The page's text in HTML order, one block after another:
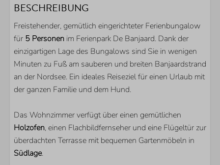
KÜCHE
Kühlschrank mit Gefrierfach
Nespresso Kaffeemachine
Backofen/Grill
LAGE
Nur wenige Gehminuten vom Banjaardstrand entfernt
Ruhige Lage
PARKEN
BESCHREIBUNG
Freistehender, gemütlich eingerichteter Ferienbungalow
für 5 Personen im Ferienpark De Banjaard. Dank der
einzigartigen Lage des Bungalows sind Sie in wenigen
Minuten zu Fuß am sauberen und breiten Banjaardstrand
an der Nordsee. Ein ideales Reiseziel für einen Urlaub mit
der ganzen Familie und dem Hund.
Das Wohnzimmer verfügt über einen gemütlichen
Holzofen, einen Flachbildfernseher und eine Flügeltür zur
überdachten Terrasse mit bequemen Gartenmöbeln in
Südlage.